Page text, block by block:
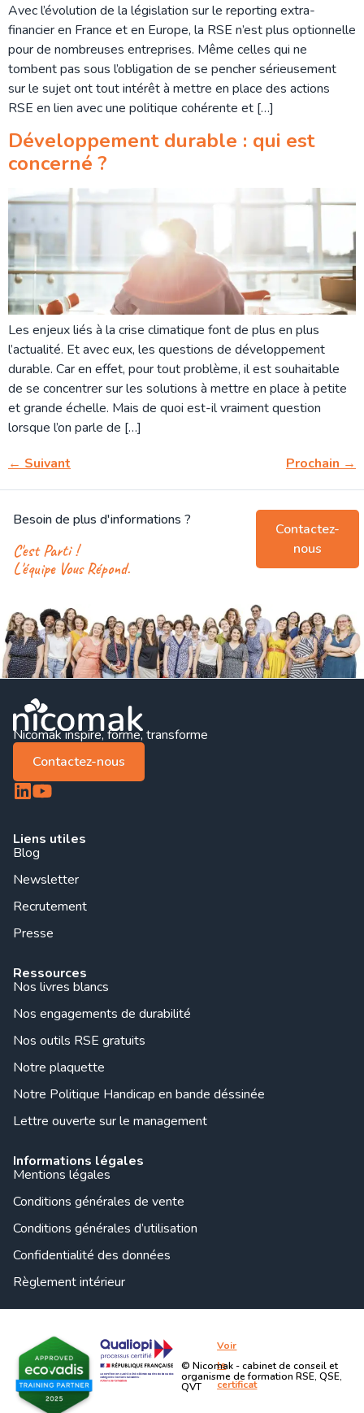
Avec l’évolution de la législation sur le reporting extra-
financier en France et en Europe, la RSE n’est plus optionnelle
pour de nombreuses entreprises. Même celles qui ne
tombent pas sous l’obligation de se pencher sérieusement
sur le sujet ont tout intérêt à mettre en place des actions
RSE en lien avec une politique cohérente et […]
Développement durable : qui est
concerné ?
Les enjeux liés à la crise climatique font de plus en plus
l’actualité. Et avec eux, les questions de développement
durable. Car en effet, pour tout problème, il est souhaitable
de se concentrer sur les solutions à mettre en place à petite
et grande échelle. Mais de quoi est-il vraiment question
lorsque l’on parle de […]
← Suivant Prochain →
Besoin de plus d'informations ?
C'est Parti !
L'équipe Vous Répond.
Contactez-
nous
Nicomak inspire, forme, transforme
Contactez-nous
Liens utiles
Blog
Newsletter
Recrutement
Presse
Ressources
Nos livres blancs
Nos engagements de durabilité
Nos outils RSE gratuits
Notre plaquette
Notre Politique Handicap en bande déssinée
Lettre ouverte sur le management
Informations légales
Mentions légales
Conditions générales de vente
Conditions générales d’utilisation
Confidentialité des données
Règlement intérieur
Voir
le
certificat
© Nicomak - cabinet de conseil et
organisme de formation RSE, QSE,
QVT